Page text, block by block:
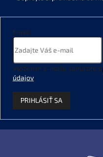
Email
Vložením e-mailu súhlasíte s
údajov.
PRIHLÁSIŤ SA